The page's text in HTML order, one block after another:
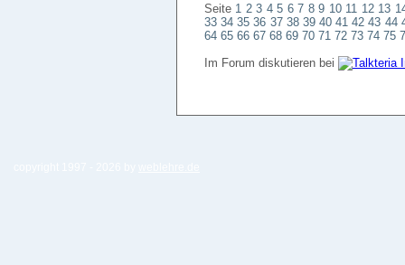
Seite 1 2 3 4 5 6 7 8 9 10 11 12 13
33 34 35 36 37 38 39 40 41 42 43 44
64 65 66 67 68 69 70 71 72 73 74 75
Im Forum diskutieren bei